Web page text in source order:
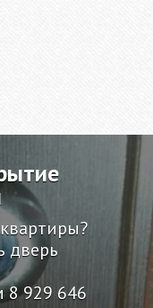
дверь
8 929 646